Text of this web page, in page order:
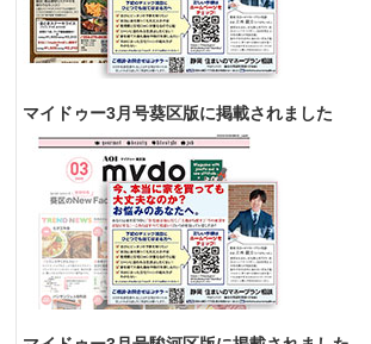
マイドゥー3月号葵区版に掲載されました